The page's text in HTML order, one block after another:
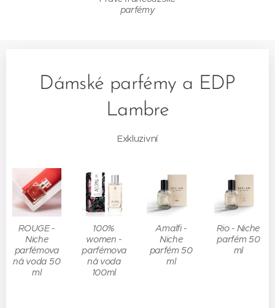
parfémy
Dámské parfémy a EDP
Lambre
Exkluzivní
ROUGE -
Niche
parfémova
ná voda 50
ml
100%
women -
parfémova
ná voda
100ml
Amalfi -
Niche
parfém 50
ml
Rio - Niche
parfém 50
ml